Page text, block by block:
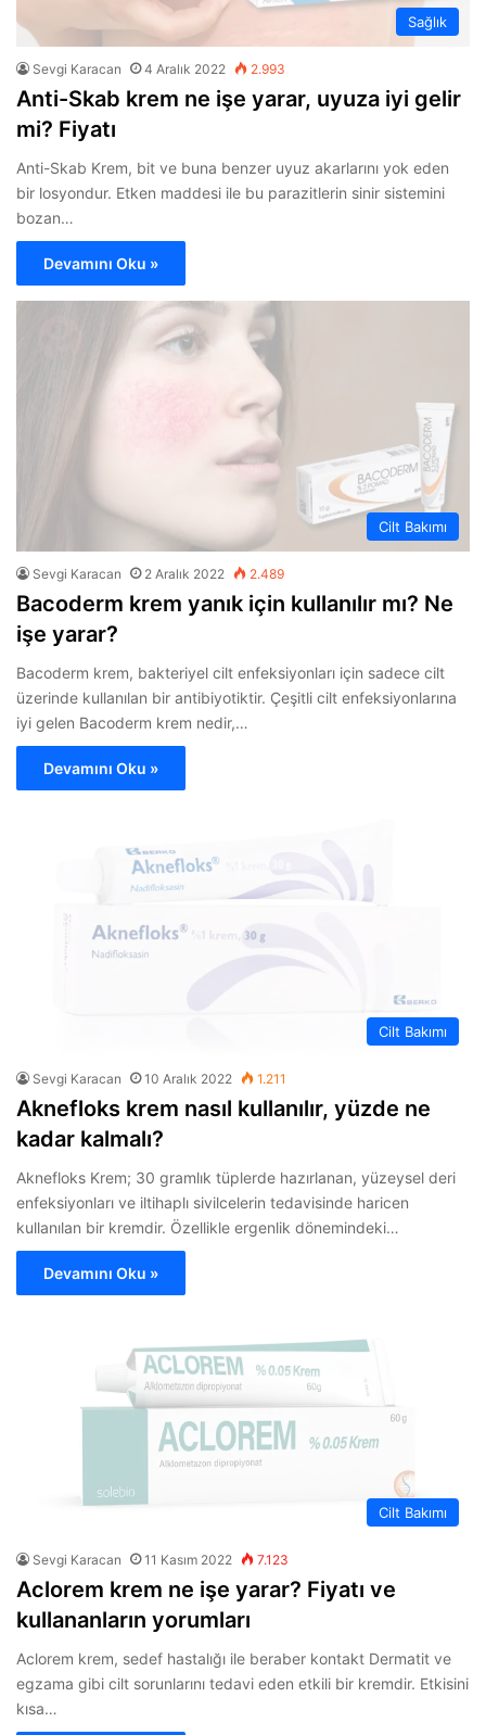
Sağlık
Sevgi Karacan 4 Aralık 2022 2.993
Anti-Skab krem ne işe yarar, uyuza iyi gelir
mi? Fiyatı
Anti-Skab Krem, bit ve buna benzer uyuz akarlarını yok eden
bir losyondur. Etken maddesi ile bu parazitlerin sinir sistemini
bozan…
Devamını Oku »
Cilt Bakımı
Sevgi Karacan 2 Aralık 2022 2.489
Bacoderm krem yanık için kullanılır mı? Ne
işe yarar?
Bacoderm krem, bakteriyel cilt enfeksiyonları için sadece cilt
üzerinde kullanılan bir antibiyotiktir. Çeşitli cilt enfeksiyonlarına
iyi gelen Bacoderm krem nedir,…
Devamını Oku »
Cilt Bakımı
Sevgi Karacan 10 Aralık 2022 1.211
Aknefloks krem nasıl kullanılır, yüzde ne
kadar kalmalı?
Aknefloks Krem; 30 gramlık tüplerde hazırlanan, yüzeysel deri
enfeksiyonları ve iltihaplı sivilcelerin tedavisinde haricen
kullanılan bir kremdir. Özellikle ergenlik dönemindeki…
Devamını Oku »
Cilt Bakımı
Sevgi Karacan 11 Kasım 2022 7.123
Aclorem krem ne işe yarar? Fiyatı ve
kullananların yorumları
Aclorem krem, sedef hastalığı ile beraber kontakt Dermatit ve
egzama gibi cilt sorunlarını tedavi eden etkili bir kremdir. Etkisini
kısa…